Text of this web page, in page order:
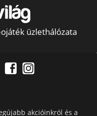
üzlethálózata
akcióinkról és a